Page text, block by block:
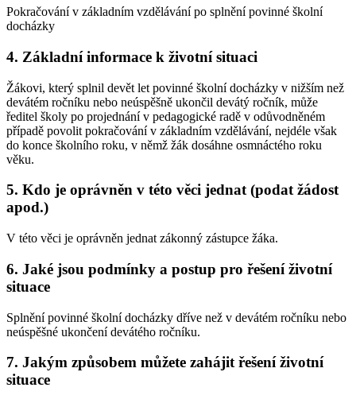
Pokračování v základním vzdělávání po splnění povinné školní
docházky
4. Základní informace k životní situaci
Žákovi, který splnil devět let povinné školní docházky v nižším než
devátém ročníku nebo neúspěšně ukončil devátý ročník, může
ředitel školy po projednání v pedagogické radě v odůvodněném
případě povolit pokračování v základním vzdělávání, nejdéle však
do konce školního roku, v němž žák dosáhne osmnáctého roku
věku.
5. Kdo je oprávněn v této věci jednat (podat žádost
apod.)
V této věci je oprávněn jednat zákonný zástupce žáka.
6. Jaké jsou podmínky a postup pro řešení životní
situace
Splnění povinné školní docházky dříve než v devátém ročníku nebo
neúspěšné ukončení devátého ročníku.
7. Jakým způsobem můžete zahájit řešení životní
situace